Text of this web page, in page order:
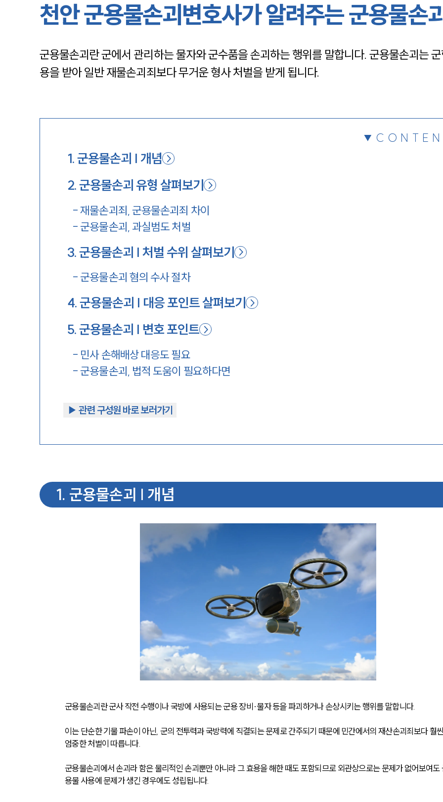
채용정보
천안 군용물손괴변호사가 알려주는 군용물손
군용물손괴란 군에서 관리하는 물자와 군수품을 손괴하는 행위를 말합니다. 군용물손괴는
용을 받아 일반 재물손괴죄보다 무거운 형사 처벌을 받게 됩니다.
1.군용물손괴 | 개념
2.군용물손괴 유형 살펴보기
-재물손괴죄, 군용물손괴죄 차이
-군용물손괴, 과실범도 처벌
3.군용물손괴 | 처벌 수위 살펴보기
-군용물손괴 혐의 수사 절차
4.군용물손괴 | 대응 포인트 살펴보기
5.군용물손괴 | 변호 포인트
- 민사 손해배상 대응도 필요
-군용물손괴, 법적 도움이 필요하다면
▶︎ 관련 구성원 바로 보러가기
1. 군용물손괴 | 개념
군용물손괴란 군사 작전 수행이나 국방에 사용되는 군용 장비·물자 등을 파괴하거나 손상시키는 행위를 말합니다.
이는 단순한 기물 파손이 아닌, 군의 전투력과 국방력에 직결되는 문제로 간주되기 때문에 민간에서의 재산손괴죄보다 훨
엄중한 처벌이 따릅니다.
군용물손괴에서 손괴라 함은 물리적인 손괴뿐만 아니라 그 효용을 해한 때도 포함되므로 외관상으로는 문제가 없어보여도
용물 사용에 문제가 생긴 경우에도 성립됩니다.